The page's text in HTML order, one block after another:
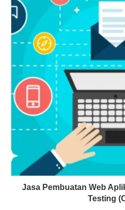
Jasa Pembuatan Web
Testing